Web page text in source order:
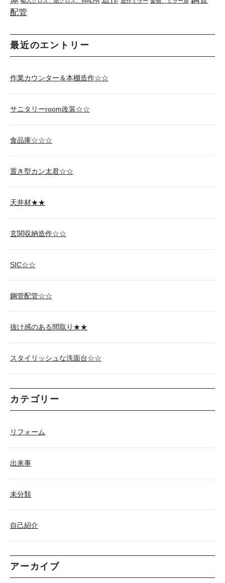
配管
最近のエントリー
作業カウンター＆本棚造作☆☆
サニタリーroom改装☆☆
食品庫☆☆☆
置き型カン太君☆☆
天井材★★
玄関収納造作☆☆
SIC☆☆
鋼管配管☆☆
抜け感のある間取り★★
スタイリッシュな洗面台☆☆
カテゴリー
リフォーム
出来事
未分類
自己紹介
アーカイブ